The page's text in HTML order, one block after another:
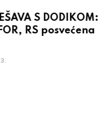
S DODIKOM:
RS posvećena